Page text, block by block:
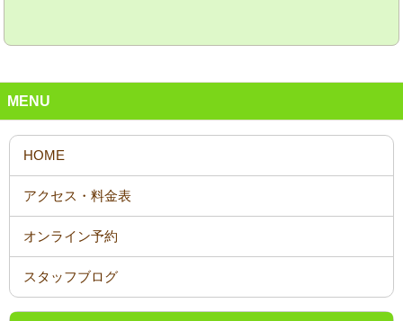
MENU
オンライン予約
スタッフブログ